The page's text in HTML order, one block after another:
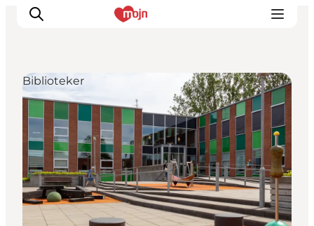
Oplevelser
Byer & Steder
Det sker
Overnatning
Planlæg din ferie
Booking
Biblioteker